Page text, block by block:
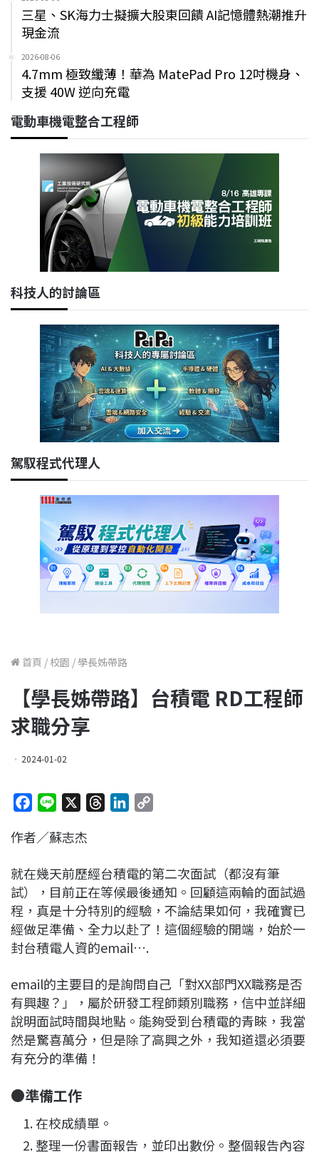
三星、SK海力士擬擴大股東回饋 AI記憶體熱潮推升
現金流
2026-08-06
4.7mm 極致纖薄！華為 MatePad Pro 12吋機身、
支援 40W 逆向充電
電動車機電整合工程師
科技人的討論區
駕馭程式代理人